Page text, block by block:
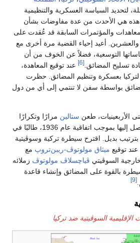
لتحديد السياسة العسكرية والتنظيمية
هي الأحدث من عدة مفاوضات بشأن
والمؤتمرات السابقة قد عُقدت على
أعيد إحياء القضية مرة أخرى مع
التوسعية، فضلاً عن الخوف من أن
تسليح المضائق. [6]
عند توقيع المعاهدة،
1936، سُمح لتركيا بعسكرة وتنظيم المضائق. حظرت
بواسطة سفن لا تنتمي إلى أي من دول
الأربعينيات، طعن ستالين مرارًا وتكرارًا
في الاتفاقات التي تم التوصل إليها بموجب اتفاقية عام 1936، طالبًا في
وقت مبكر من عام 1939 بترتيب بديل. اقترح سيطرة تركية وسوڤيتية
عند توقيع ميثاق مولوتوڤ-ريبن‌تروپ مع
السوڤيتي ڤياچسلاڤ مولوتوڤ زملائه
بالقوة على المضائق وإنشاء قاعدة
[9]
الإقليمية السوڤيتية ضد تركيا